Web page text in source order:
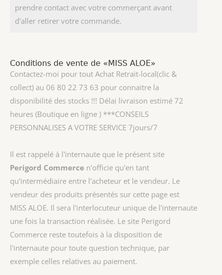
prendre contact avec votre commerçant avant
d'aller retirer votre commande.
Conditions de vente de «MISS ALOE»
Contactez-moi pour tout Achat Retrait-local(clic &
collect) au 06 80 22 73 63 pour connaitre la
disponibilité des stocks !!! Délai livraison estimé 72
heures (Boutique en ligne ) ***CONSEILS
PERSONNALISES A VOTRE SERVICE 7jours/7
Il est rappelé à l'internaute que le présent site
Perigord Commerce n'officie qu'en tant
qu'intermédiaire entre l'acheteur et le vendeur. Le
vendeur des produits présentés sur cette page est
MISS ALOE. Il sera l'interlocuteur unique de l'internaute
une fois la transaction réalisée. Le site Perigord
Commerce reste toutefois à la disposition de
l'internaute pour toute question technique, par
exemple celles relatives au paiement.